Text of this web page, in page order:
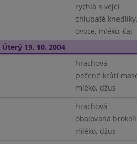
rychlá s vejci
chlupaté
ovoce, mléko, čaj
Úterý 19. 10. 2004
hrachová
pečené krůtí
mléko, džus
hrachová
obalovaná
mléko, džus